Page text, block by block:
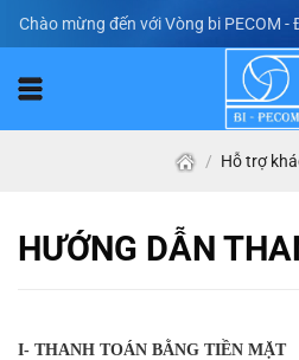
Skip
to
content
Chào mừng đến với Vòng bi PECOM -
/ Hỗ trợ
HƯỚNG DẪN
I- THANH TOÁN BẰNG TIỀN MẶT